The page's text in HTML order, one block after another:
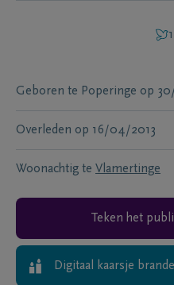
Geboren te Poperinge op
Overleden op 16/04/2013
Woonachtig te Vlamertinge
Teken het
Digitaal kaarsje